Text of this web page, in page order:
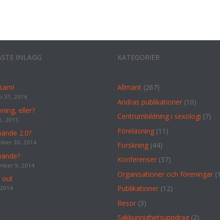
INLÄGG
31, 2016
eller?
2015
2.0?
30, 2014
9, 2014
out
KATEGORIER
Allmänt (267)
Andras publikationer (10)
Centrumbildning i sexologi (7)
Föreläsning (11)
Forskning (44)
Konferenser (37)
Organisationer och föreningar
Publikationer (12)
Resor (3)
Sakkunnighetsuppdrag (2)